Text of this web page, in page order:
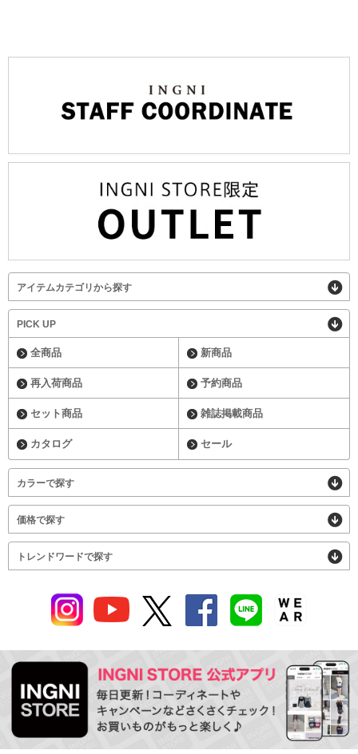
アイテムカテゴリから探す
PICK UP
全商品 新商品
再入荷商品 予約商品
セット商品 雑誌掲載商品
カタログ セール
カラーで探す
価格で探す
トレンドワードで探す